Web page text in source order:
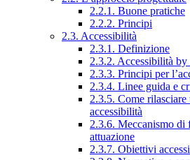
2.2.1. Buone pratiche
2.2.2. Principi
2.3. Accessibilità
2.3.1. Definizione
2.3.2. Accessibilità by
2.3.3. Principi per
2.3.4. Linee guida e
2.3.5. Come
accessibilità
2.3.6. Meccanismo di
attuazione
2.3.7. Obiettivi